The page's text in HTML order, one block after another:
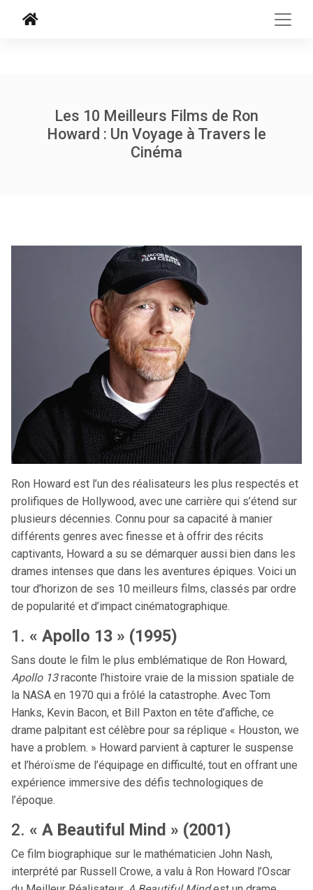
Les 10 Meilleurs Films de Ron
Howard : Un Voyage à Travers le
Cinéma
Ron Howard est l’un des réalisateurs les plus respectés et
prolifiques de Hollywood, avec une carrière qui s’étend sur
plusieurs décennies. Connu pour sa capacité à manier
différents genres avec finesse et à offrir des récits
captivants, Howard a su se démarquer aussi bien dans les
drames intenses que dans les aventures épiques. Voici un
tour d’horizon de ses 10 meilleurs films, classés par ordre
de popularité et d’impact cinématographique.
1. « Apollo 13 » (1995)
Sans doute le film le plus emblématique de Ron Howard,
Apollo 13raconte l’histoire vraie de la mission spatiale de
la NASA en 1970 qui a frôlé la catastrophe. Avec Tom
Hanks, Kevin Bacon, et Bill Paxton en tête d’affiche, ce
drame palpitant est célèbre pour sa réplique « Houston, we
have a problem. » Howard parvient à capturer le suspense
et l’héroïsme de l’équipage en difficulté, tout en offrant une
expérience immersive des défis technologiques de
l’époque.
2. « A Beautiful Mind » (2001)
Ce film biographique sur le mathématicien John Nash,
interprété par Russell Crowe, a valu à Ron Howard l’Oscar